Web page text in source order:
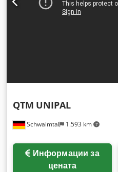
Schwalmtal 1.593 km
QTM UNIPAL
цената